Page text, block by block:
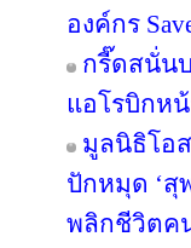
องค์กร
กรี๊ดสนั่น
แอโรบิกห
มูลนิธิโอ
ปักหมุด ‘สุ
พลิกชีวิตค